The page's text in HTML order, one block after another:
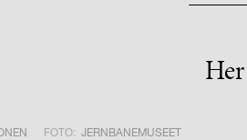
FOTO: JERNBANEMUSEET